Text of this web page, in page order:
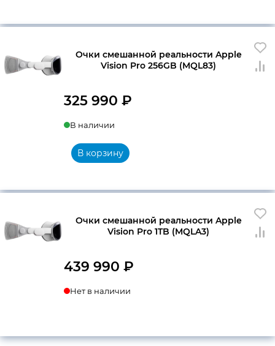
Очки смешанной реальности Apple
Vision Pro 256GB (MQL83)
325 990 ₽
В наличии
В корзину
Очки смешанной реальности Apple
Vision Pro 1TB (MQLA3)
439 990 ₽
Нет в наличии